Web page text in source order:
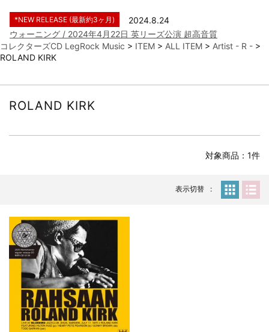
*NEW RELEASE (最新約3ヶ月)
2024.8.24
ウォーニング / 2024年4月22日 英リーズ公演 超高音質
IEM+Aud！
*NEW RELEASE (最新約3ヶ月)
収録！
*NEW RELEASE (最新約3ヶ月)
スコーピオンズ / 2024年6月15日 リスボン公演 FHD 完全収録！
マネスキン / 2024年6月9日 ドイツ ROCK AM RING 公演 FHD 完
リアム・ギャラガー / 2024年6月1日 英国シェフィールド公演 完
全収録！
*NEW RELEASE (最新約3ヶ月)
メガデス / 2023年8月4日 ドイツ W.O.A. 公演 FHD 完全収録！
*NEW RELEASE (最新約3ヶ月)
ユーライア・ヒープ / 2023年8月3日 ドイツ W.O.A. 公演 FHD 完
全収録！
*NEW RELEASE (最新約3ヶ月)
コレクターズCD LegRock Music > ITEM > ALL ITEM > Artist - R - >
ROLAND KIRK
ROLAND KIRK
対象商品：1件
表示切替